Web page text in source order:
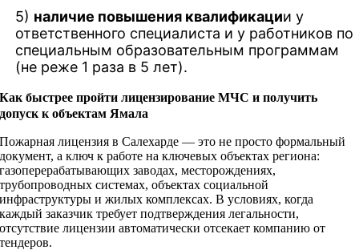
5) наличие повышения квалификации у
ответственного специалиста и у работников по
специальным образовательным программам
(не реже 1 раза в 5 лет).
Как быстрее пройти лицензирование МЧС и получить
допуск к объектам Ямала
Пожарная лицензия в Салехарде — это не просто формальный
документ, а ключ к работе на ключевых объектах региона:
газоперерабатывающих заводах, месторождениях,
трубопроводных системах, объектах социальной
инфраструктуры и жилых комплексах. В условиях, когда
каждый заказчик требует подтверждения легальности,
отсутствие лицензии автоматически отсекает компанию от
тендеров.